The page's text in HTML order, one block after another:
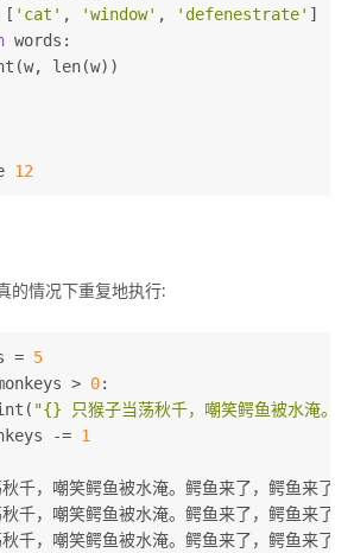
[ 'cat' , 'window' , 'defenestrate' ]
words:
len(w))
12
的情况下重复地执行:
= 5
> 0:
"{} 只猴子当荡秋千，嘲笑鳄鱼被水淹。
-=
1
千，嘲笑鳄鱼被水淹。鳄鱼来了，鳄鱼来了
千，嘲笑鳄鱼被水淹。鳄鱼来了，鳄鱼来了
千，嘲笑鳄鱼被水淹。鳄鱼来了，鳄鱼来了